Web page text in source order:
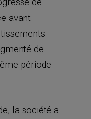
avant
de
période
la société a